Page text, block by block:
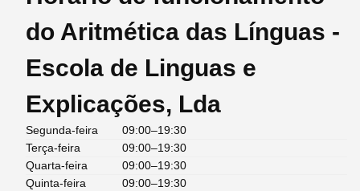
do Aritmética das Línguas -
Escola de Linguas e
Explicações, Lda
Segunda-feira
09:00–19:30
Terça-feira
09:00–19:30
Quarta-feira
09:00–19:30
Quinta-feira
09:00–19:30